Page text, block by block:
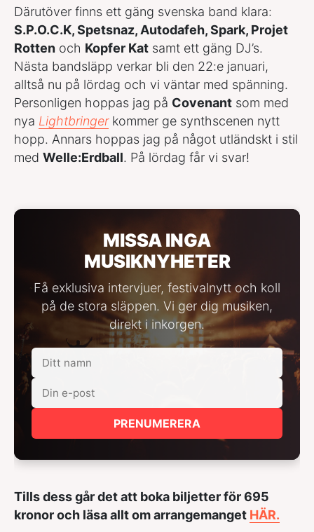
Därutöver finns ett gäng svenska band klara:
S.P.O.C.K, Spetsnaz, Autodafeh, Spark, Projet
Rotten och Kopfer Kat samt ett gäng DJ’s.
Nästa bandsläpp verkar bli den 22:e januari,
alltså nu på lördag och vi väntar med spänning.
Personligen hoppas jag på Covenant som med
nya Lightbringerkommer ge synthscenen nytt
hopp. Annars hoppas jag på något utländskt i stil
med Welle:Erdball. På lördag får vi svar!
MISSA INGA
MUSIKNYHETER
Få exklusiva intervjuer, festivalnytt och koll
på de stora släppen. Vi ger dig musiken,
direkt i inkorgen.
PRENUMERERA
Tills dess går det att boka biljetter för 695
kronor och läsa allt om arrangemanget HÄR.